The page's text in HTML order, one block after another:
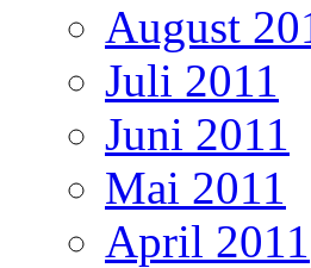
August
Juli 2011
Juni 2011
Mai 2011
April 2011